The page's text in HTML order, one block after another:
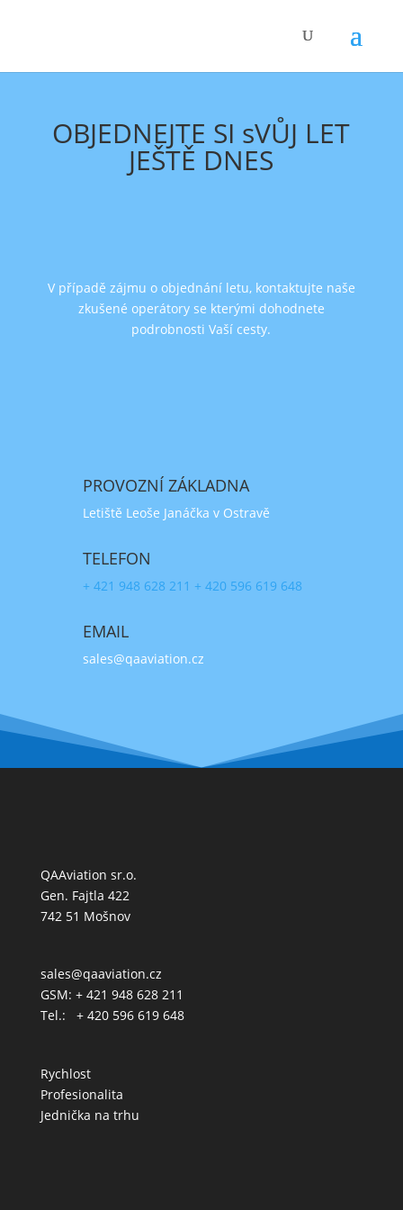
OBJEDNEJTE SI sVŮJ LET
JEŠTĚ DNES
V případě zájmu o objednání letu, kontaktujte naše
zkušené operátory se kterými dohodnete
podrobnosti Vaší cesty.
PROVOZNÍ ZÁKLADNA
Letiště Leoše Janáčka v Ostravě
TELEFON
+ 421 948 628 211 + 420 596 619 648
EMAIL
sales@qaaviation.cz
QAAviation sr.o.
Gen. Fajtla 422
742 51 Mošnov
sales@qaaviation.cz
GSM: + 421 948 628 211
Tel.: + 420 596 619 648
Rychlost
Profesionalita
Jednička na trhu